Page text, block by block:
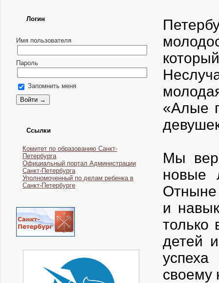
Логин
Имя пользователя
Пароль
Запомнить меня
Ссылки
Комитет по образованию Санкт-
Петербурга
Официальный портал Администрации
Санкт-Петербурга
Уполномоченный по делам ребенка в
Санкт-Петербурге
«Алые
Мы
новые
Отныне
и
только
детей
своему